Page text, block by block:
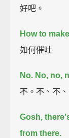
好吧。
How to
如何催吐
No. No, no,
不。不、不
Gosh,
from there.